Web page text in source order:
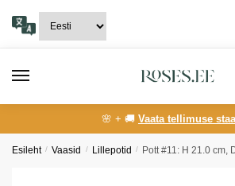
navigation
content
🌸 + 🚚 Vaata tellimuse
Esileht / Vaasid / Lillepotid / Pott #11: H 21.0 cm,